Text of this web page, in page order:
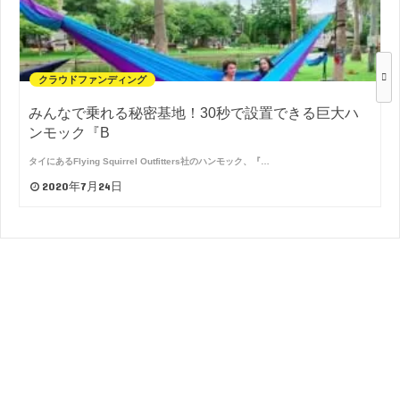
クラウドファンディング
みんなで乗れる秘密基地！30秒で設置できる巨大ハ
ンモック『B
タイにあるFlying Squirrel Outfitters社のハンモック、『…
2020年7月24日